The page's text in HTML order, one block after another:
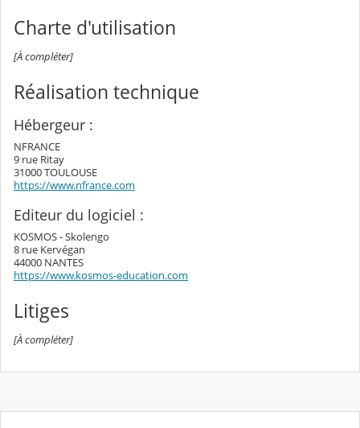
Charte d'utilisation
[À compléter]
Réalisation technique
Hébergeur :
NFRANCE
9 rue Ritay
31000 TOULOUSE
https://www.nfrance.com
Editeur du logiciel :
KOSMOS - Skolengo
8 rue Kervégan
44000 NANTES
https://www.kosmos-education.com
Litiges
[À compléter]